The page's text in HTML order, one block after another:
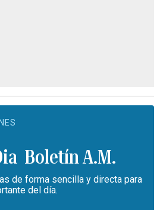
Boletín A.M.
de forma sencilla y directa para
del día.